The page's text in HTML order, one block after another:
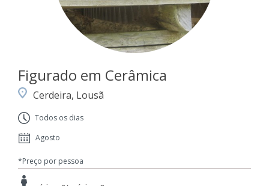
Figurado em Cerâmica
Cerdeira, Lousã
Todos os dias
Agosto
*Preço por pessoa